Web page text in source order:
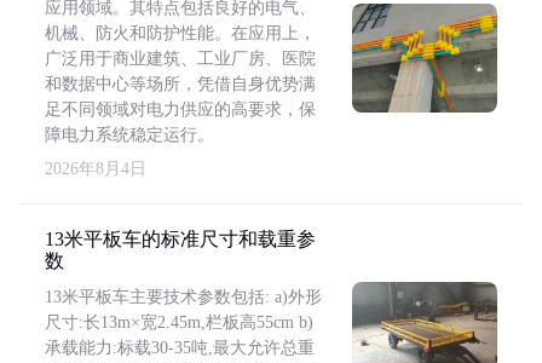
应用领域。其特点包括良好的电气、
机械、防火和防护性能。在应用上，
广泛用于商业建筑、工业厂房、医院
和数据中心等场所，凭借自身优势满
足不同领域对电力供应的高要求，保
障电力系统稳定运行。
2026年8月4日
13米平板车的标准尺寸和载重参
数
13米平板车主要技术参数包括: a)外形
尺寸:长13m×宽2.45m,栏板高55cm b)
承载能力:标载30-35吨,最大允许总重